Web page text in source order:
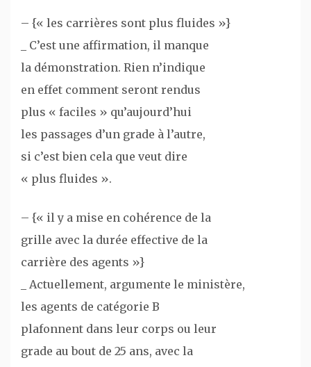
– {« les carrières sont plus fluides »}
_ C’est une affirmation, il manque
la démonstration. Rien n’indique
en effet comment seront rendus
plus « faciles » qu’aujourd’hui
les passages d’un grade à l’autre,
si c’est bien cela que veut dire
« plus fluides ».
– {« il y a mise en cohérence de la
grille avec la durée effective de la
carrière des agents »}
_ Actuellement, argumente le ministère,
les agents de catégorie B
plafonnent dans leur corps ou leur
grade au bout de 25 ans, avec la